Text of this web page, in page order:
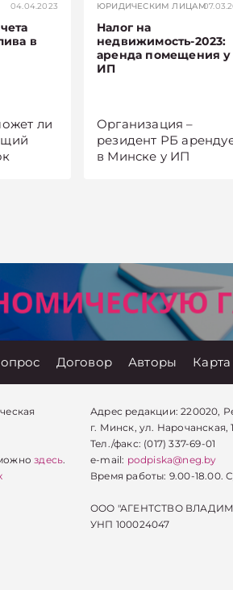
НК1,
если в октябре 2023
валовая выручка
нарастающим итогом
составила 2 160 000
04.04.2023
в
ли
ЮРИДИЧЕСКИМ ЛИЦАМ
Налог на
недвижимость-2023:
аренда помещения у
ИП
Организация –
резидент РБ
в Минске у ИП
указана. Рассчитаем
сумму налога на
недвижимость,
подлежащую к
за 2023 год.
Договор Авторы Карта
можноздесь.
Адрес редакции: 220020,
г. Минск, ул. Нарочанская,
Тел./факс: (017) 337-69-01
e-mail: podpiska@neg.by
Время работы: 9.00-18.00.
ООО "АГЕНТСТВО
УНП 100024047